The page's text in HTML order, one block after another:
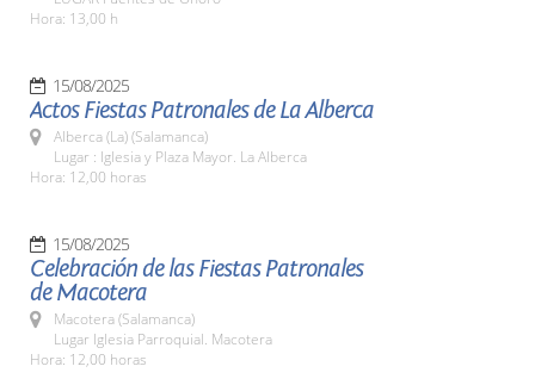
Hora: 13,00 h
15/08/2025
Actos Fiestas Patronales de La Alberca
Alberca (La) (Salamanca)
Lugar : Iglesia y Plaza Mayor. La Alberca
Hora: 12,00 horas
15/08/2025
Celebración de las Fiestas Patronales
de Macotera
Macotera (Salamanca)
Lugar Iglesia Parroquial. Macotera
Hora: 12,00 horas